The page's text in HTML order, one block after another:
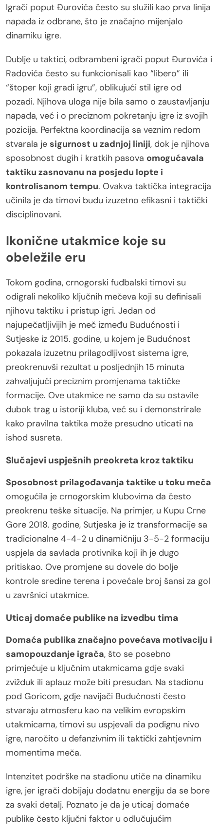
Igrači poput Đurovića često su služili kao prva linija
napada iz odbrane, što je značajno mijenjalo
dinamiku igre.
Dublje u taktici, odbrambeni igrači poput Đurovića i
Radovića često su funkcionisali kao “libero” ili
“štoper koji gradi igru”, oblikujući stil igre od
pozadi. Njihova uloga nije bila samo o zaustavljanju
napada, već i o preciznom pokretanju igre iz svojih
pozicija. Perfektna koordinacija sa veznim redom
stvarala je sigurnost u zadnjoj liniji, dok je njihova
sposobnost dugih i kratkih pasova omogućavala
taktiku zasnovanu na posjedu lopte i
kontrolisanom tempu. Ovakva taktička integracija
učinila je da timovi budu izuzetno efikasni i taktički
disciplinovani.
Ikonične utakmice koje su
obeležile eru
Tokom godina, crnogorski fudbalski timovi su
odigrali nekoliko ključnih mečeva koji su definisali
njihovu taktiku i pristup igri. Jedan od
najupečatljivijih je meč između Budućnosti i
Sutjeske iz 2015. godine, u kojem je Budućnost
pokazala izuzetnu prilagodljivost sistema igre,
preokrenuvši rezultat u posljednjih 15 minuta
zahvaljujući preciznim promjenama taktičke
formacije. Ove utakmice ne samo da su ostavile
dubok trag u istoriji kluba, već su i demonstrirale
kako pravilna taktika može presudno uticati na
ishod susreta.
Slučajevi uspješnih preokreta kroz taktiku
Sposobnost prilagođavanja taktike u toku meča
omogućila je crnogorskim klubovima da često
preokrenu teške situacije. Na primjer, u Kupu Crne
Gore 2018. godine, Sutjeska je iz transformacije sa
tradicionalne 4-4-2 u dinamičniju 3-5-2 formaciju
uspjela da savlada protivnika koji ih je dugo
pritiskao. Ove promjene su dovele do bolje
kontrole sredine terena i povećale broj šansi za gol
u završnici utakmice.
Uticaj domaće publike na izvedbu tima
Domaća publika značajno povećava motivaciju i
samopouzdanje igrača, što se posebno
primjećuje u ključnim utakmicama gdje svaki
zvižduk ili aplauz može biti presudan. Na stadionu
pod Goricom, gdje navijači Budućnosti često
stvaraju atmosferu kao na velikim evropskim
utakmicama, timovi su uspjevali da podignu nivo
igre, naročito u defanzivnim ili taktički zahtjevnim
momentima meča.
Intenzitet podrške na stadionu utiče na dinamiku
igre, jer igrači dobijaju dodatnu energiju da se bore
za svaki detalj. Poznato je da je uticaj domaće
publike često ključni faktor u odlučujućim